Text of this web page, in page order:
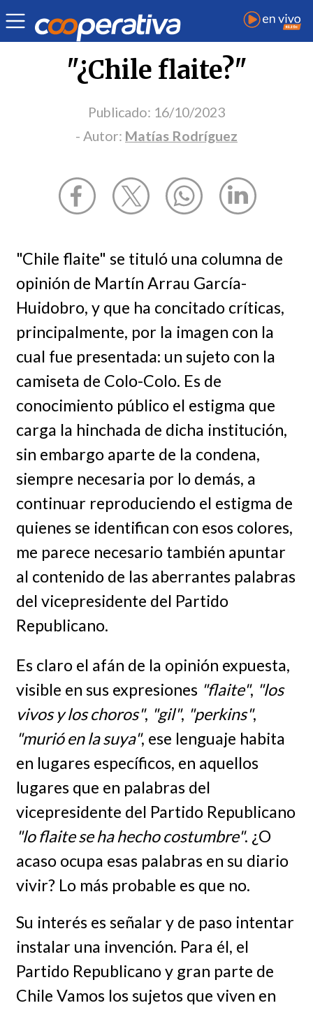
Opinión | Matías Rodríguez
"¿Chile flaite?"
Publicado: 16/10/2023
- Autor: Matías Rodríguez
"Chile flaite" se tituló una columna de
opinión de Martín Arrau García-
Huidobro, y que ha concitado críticas,
principalmente, por la imagen con la
cual fue presentada: un sujeto con la
camiseta de Colo-Colo. Es de
conocimiento público el estigma que
carga la hinchada de dicha institución,
sin embargo aparte de la condena,
siempre necesaria por lo demás, a
continuar reproduciendo el estigma de
quienes se identifican con esos colores,
me parece necesario también apuntar
al contenido de las aberrantes palabras
del vicepresidente del Partido
Republicano.
Es claro el afán de la opinión expuesta,
visible en sus expresiones "flaite", "los
vivos y los choros", "gil", "perkins",
"murió en la suya", ese lenguaje habita
en lugares específicos, en aquellos
lugares que en palabras del
vicepresidente del Partido Republicano
"lo flaite se ha hecho costumbre". ¿O
acaso ocupa esas palabras en su diario
vivir? Lo más probable es que no.
Su interés es señalar y de paso intentar
instalar una invención. Para él, el
Partido Republicano y gran parte de
Chile Vamos los sujetos que viven en